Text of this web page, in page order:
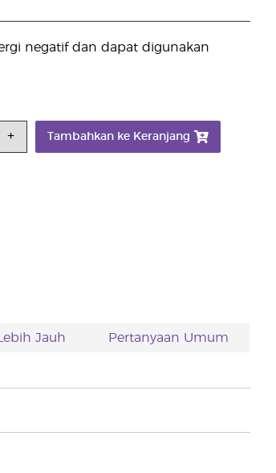
negatif dan dapat digunakan
Tambahkan ke Keranjang
Jauh Pertanyaan Umum